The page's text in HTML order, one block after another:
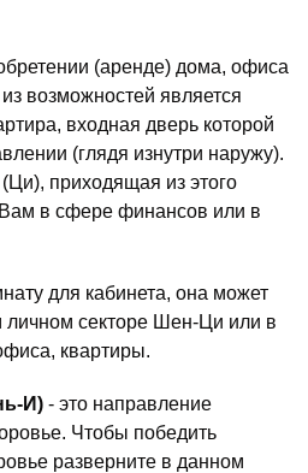
(аренде) дома, офиса
возможностей является
входная дверь которой
(глядя изнутри наружу).
приходящая из этого
в сфере финансов или в
для кабинета, она может
личном секторе Шен-Ци или в
квартиры.
И) - это направление
Чтобы победить
разверните в данном